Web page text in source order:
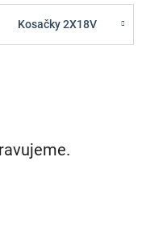
Kosačky 2X18V